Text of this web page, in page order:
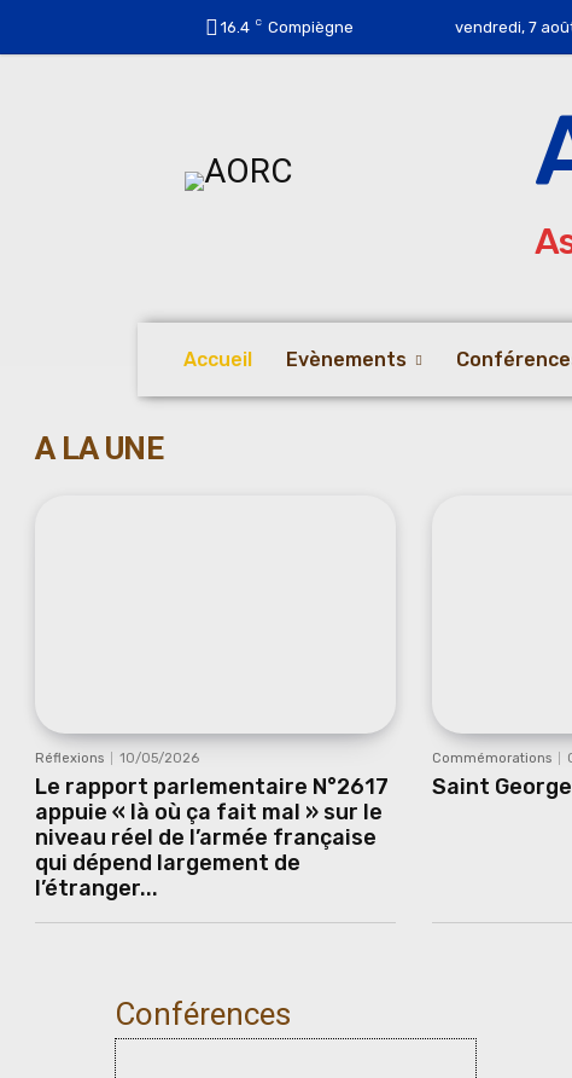
16.4 C Compiègne vendredi, 7
Accueil Evènements
A LA UNE
Réflexions 10/05/2026
Le rapport parlementaire N°2617
appuie « là où ça fait mal » sur le
niveau réel de l’armée française
qui dépend largement de
l’étranger...
Commémorations
Saint
Conférences